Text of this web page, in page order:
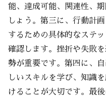
能、達成可能、関連性、
しょう。第三に、行動計
するための具体的なステ
確認します。挫折や失敗
勢が重要です。第四に、
しいスキルを学び、知識
けることが大切です。最